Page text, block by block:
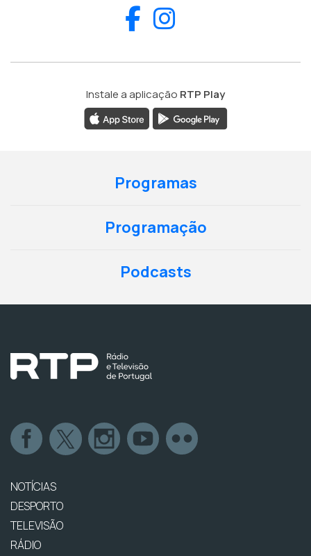
Facebook
Instale a aplicação RTP Play
Programas
Programação
Podcasts
NOTÍCIAS
DESPORTO
TELEVISÃO
RÁDIO